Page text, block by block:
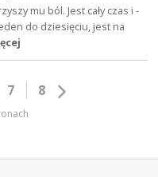
mu ból. Jest cały czas i -
do dziesięciu, jest na
7 8